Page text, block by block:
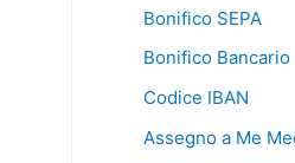
Bonifico SEPA
Bonifico Bancario
Codice IBAN
Assegno a Me